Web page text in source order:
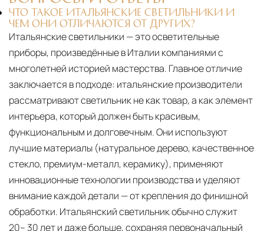
ЧТО ТАКОЕ ИТАЛЬЯНСКИЕ СВЕТИЛЬНИКИ И
ЧЕМ ОНИ ОТЛИЧАЮТСЯ ОТ ДРУГИХ?
Итальянские светильники — это осветительные
приборы, произведённые в Италии компаниями с
многолетней историей мастерства. Главное отличие
заключается в подходе: итальянские производители
рассматривают светильник не как товар, а как элемент
интерьера, который должен быть красивым,
функциональным и долговечным. Они используют
лучшие материалы (натуральное дерево, качественное
стекло, премиум-металл, керамику), применяют
инновационные технологии производства и уделяют
внимание каждой детали — от крепления до финишной
обработки. Итальянский светильник обычно служит
20– 30 лет и даже больше, сохраняя первоначальный